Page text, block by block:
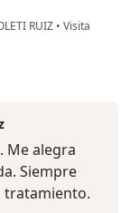
RUIZ • Visita
Me alegra
Siempre
tratamiento.